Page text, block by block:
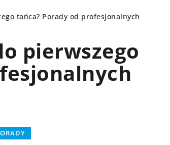
tańca? Porady od profesjonalnych
pierwszego
PORADY